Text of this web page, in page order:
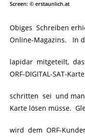
Screen: © erstaunlich.at
Obiges Schreiben
Online-Magazins. In
lapidar mitgeteilt,
ORF-DIGITAL-SAT-
schritten sei und man
Karte lösen müsse.
wird dem ORF-